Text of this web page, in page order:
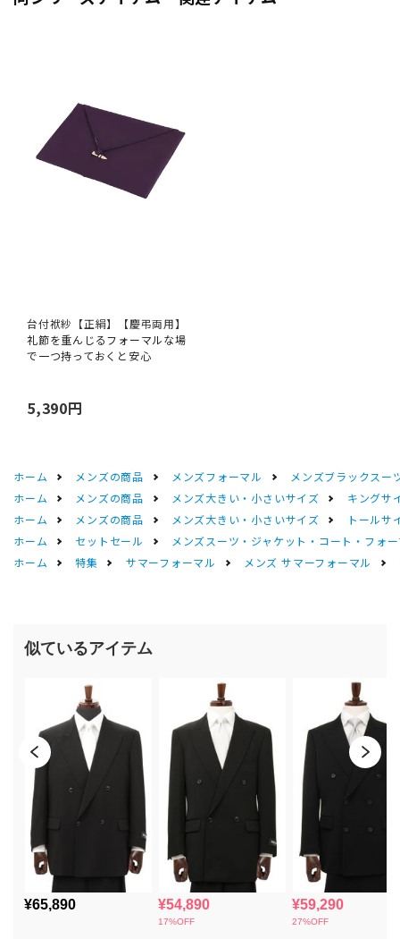
台付袱紗【正絹】【慶弔両用】
礼節を重んじるフォーマルな場
で一つ持っておくと安心
5,390円
ホーム メンズの商品 メンズフォーマル
メンズブラックスー
ホーム
メンズの商品 メンズ大きい・小さいサイズ
キングサ
ホーム
メンズの商品 メンズ大きい・小さいサイズ
トールサ
ホーム
セットセール
メンズスーツ・ジャケット・コート・フォ
ホーム
特集 サマーフォーマル メンズ サマーフォーマル